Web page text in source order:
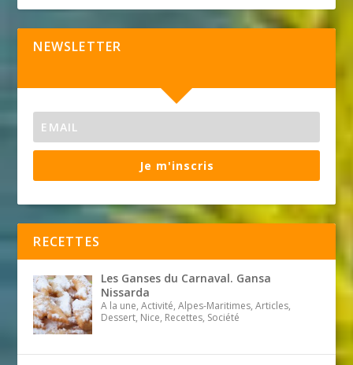
NEWSLETTER
Je m'inscris
RECETTES
Les Ganses du Carnaval. Gansa
Nissarda
A la une, Activité, Alpes-Maritimes, Articles,
Dessert, Nice, Recettes, Société